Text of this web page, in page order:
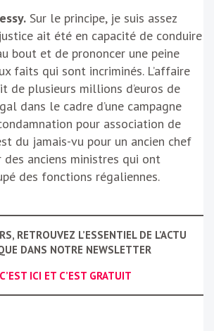
Sur le principe, je suis assez
ait été en capacité de conduire
bout et de prononcer une peine
faits qui sont incriminés. L’affaire
de plusieurs millions d’euros de
dans le cadre d’une campagne
pour association de
du jamais-vu pour un ancien chef
des anciens ministres qui ont
des fonctions régaliennes.
RETROUVEZ L’ESSENTIEL DE L’ACTU
DANS NOTRE NEWSLETTER
C’EST ICI ET C’EST GRATUIT